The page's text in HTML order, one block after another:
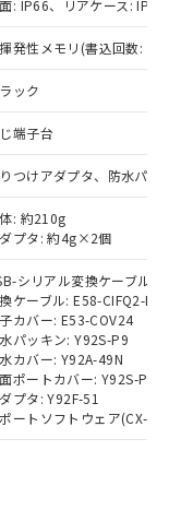
: IP66、リアケース:
発性メモリ(書込回数:
ック
端子台
つけアダプタ、防水パッ
: 約210g
プタ: 約4g×2個
シリアル変換ケーブル:
ケーブル: E58-CIFQ2-E
カバー: E53-COV24
パッキン: Y92S-P9
カバー: Y92A-49N
ポートカバー: Y92S-P7
プタ: Y92F-51
ートソフトウェア(CX-
のうえ
事業取扱
準価格
もので
中には、
品もある
結果は、
社内デー
あり、閲
および標
ことをご
格はお客
担当のオ
物質）の
出す予
物質）の
認中の
物で、有
品として
合などや
。
以下、 カド
化ビフェニル
ルエーテル類
チルヘキシ
タル酸ブチ
酸ジブチル
ブチル
。
RoHSの
す。
門へお問
Cd(カドミウ
臭化ビフェ
ェニルエーテ
フタル酸ジ
ルベンジ
ち、外国
る商品
）を輸出
は、日本
務取引許
手続きを
合は、完
出されな
。
庫あり